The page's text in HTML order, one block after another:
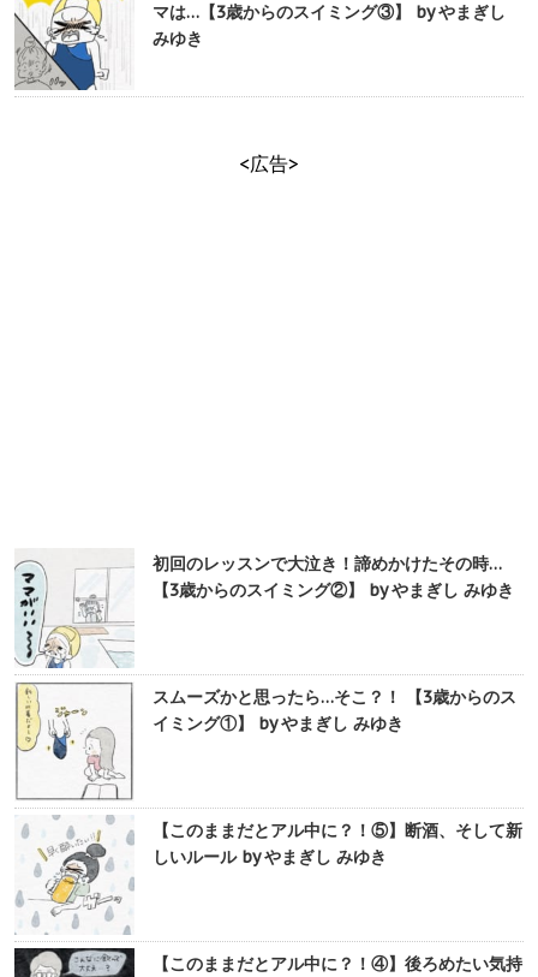
マは…【3歳からのスイミング③】 by やまぎし
みゆき
<広告>
初回のレッスンで大泣き！諦めかけたその時…
【3歳からのスイミング②】 by やまぎし みゆき
スムーズかと思ったら…そこ？！ 【3歳からのス
イミング①】 by やまぎし みゆき
【このままだとアル中に？！⑤】断酒、そして新
しいルール by やまぎし みゆき
【このままだとアル中に？！④】後ろめたい気持